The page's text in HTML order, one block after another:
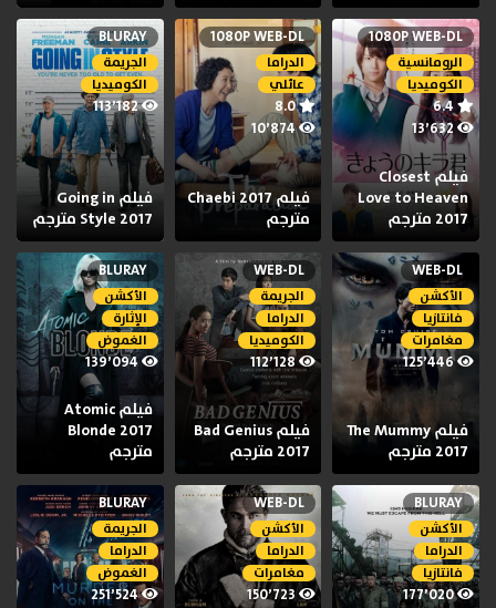
1080P WEB-DL
الرومانسية
الكوميديا
6.4
13٬632
فيلم Closest
Love to Heaven
2017 مترجم
1080P WEB-DL
الدراما
عائلي
8.0
10٬874
فيلم Chaebi 2017
مترجم
BLURAY
الجريمة
الكوميديا
113٬182
فيلم Going in
Style 2017 مترجم
WEB-DL
الأكشن
فانتازيا
مغامرات
125٬446
فيلم The Mummy
2017 مترجم
WEB-DL
الجريمة
الدراما
الكوميديا
112٬128
فيلم Bad Genius
2017 مترجم
BLURAY
الأكشن
الإثارة
الغموض
139٬094
فيلم Atomic
Blonde 2017
مترجم
BLURAY
الأكشن
الدراما
فانتازيا
177٬020
WEB-DL
الأكشن
الدراما
مغامرات
150٬723
BLURAY
الجريمة
الدراما
الغموض
251٬524